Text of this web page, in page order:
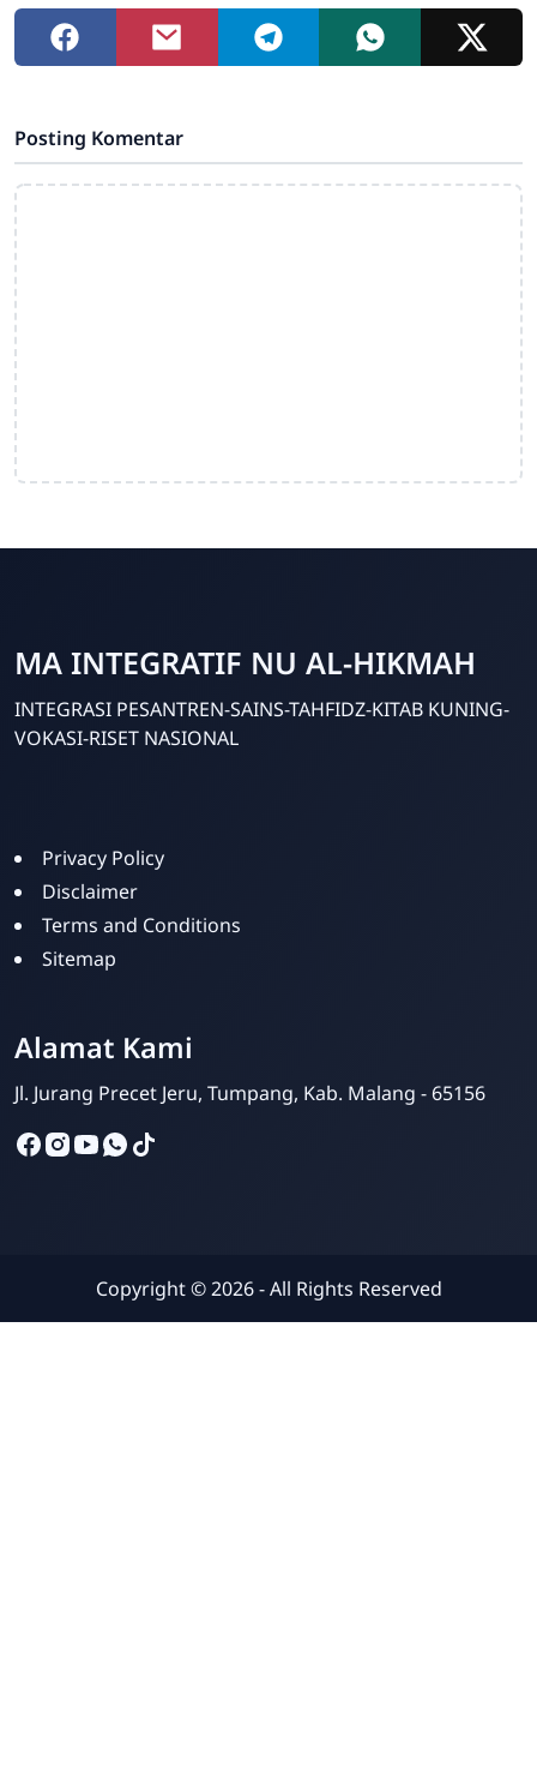
Posting Komentar
MA INTEGRATIF NU AL-HIKMAH
INTEGRASI PESANTREN-SAINS-TAHFIDZ-KITAB KUNING-
VOKASI-RISET NASIONAL
Privacy Policy
Disclaimer
Terms and Conditions
Sitemap
Alamat Kami
Jl. Jurang Precet Jeru, Tumpang, Kab. Malang - 65156
Copyright ©2026- All Rights Reserved